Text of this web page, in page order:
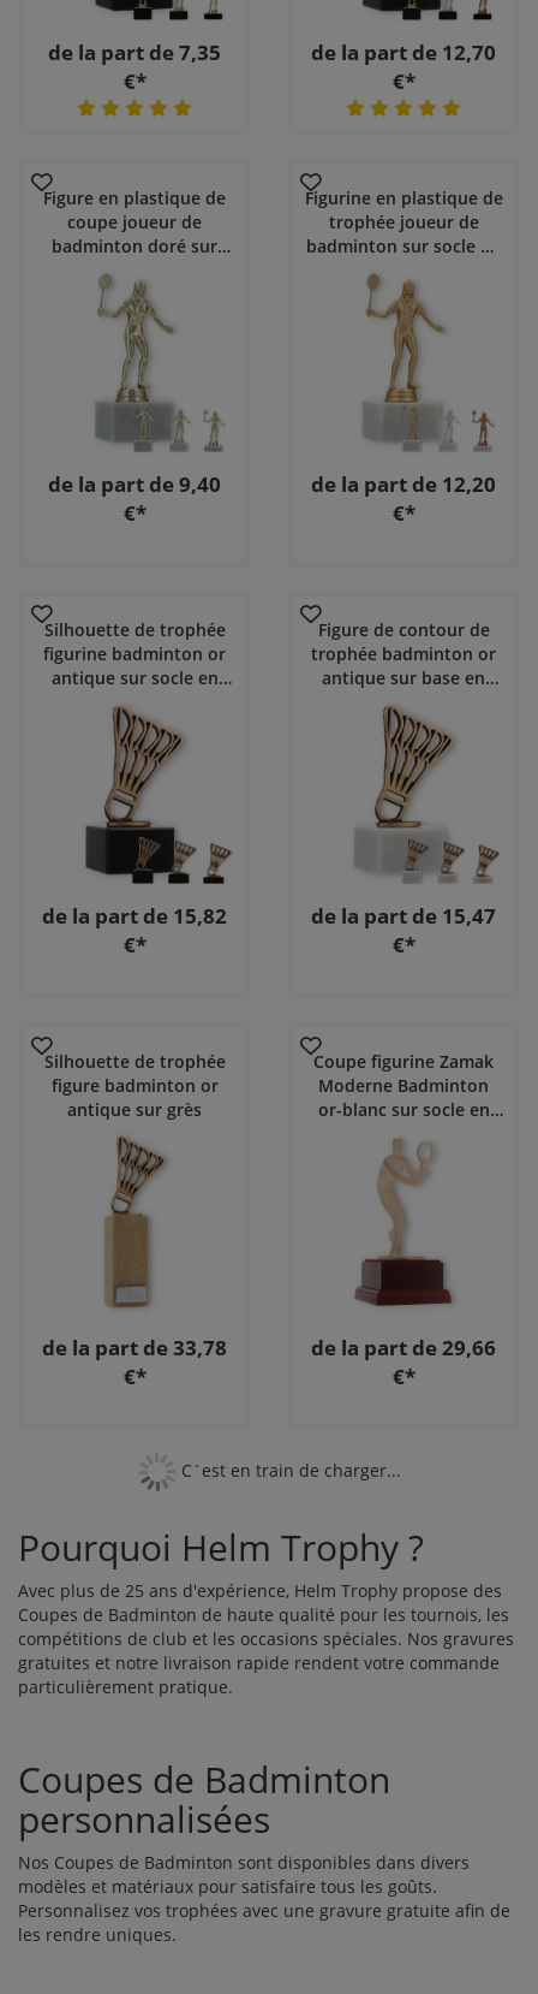
de la part de 7,35
€*
de la part de 12,70
€*
Figure en plastique de
coupe joueur de
badminton doré sur
socle en marbre blanc
de la part de 9,40
€*
Figurine en plastique de
trophée joueur de
badminton sur socle en
marbre blanc
de la part de 12,20
€*
Silhouette de trophée
figurine badminton or
antique sur socle en
marbre noir
de la part de 15,82
€*
Figure de contour de
trophée badminton or
antique sur base en
marbre blanc
de la part de 15,47
€*
Silhouette de trophée
figure badminton or
antique sur grès
de la part de 33,78
€*
Coupe figurine Zamak
Moderne Badminton
or-blanc sur socle en
bois couleur acajou
de la part de 29,66
€*
C´est en train de charger...
Pourquoi Helm Trophy ?
Avec plus de 25 ans d'expérience, Helm Trophy propose des
Coupes de Badminton de haute qualité pour les tournois, les
compétitions de club et les occasions spéciales. Nos gravures
gratuites et notre livraison rapide rendent votre commande
particulièrement pratique.
Coupes de Badminton
personnalisées
Nos Coupes de Badminton sont disponibles dans divers
modèles et matériaux pour satisfaire tous les goûts.
Personnalisez vos trophées avec une gravure gratuite afin de
les rendre uniques.